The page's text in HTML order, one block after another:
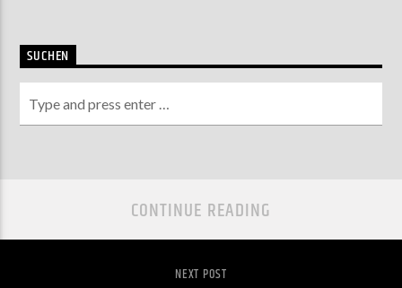
SUCHEN
CONTINUE READING
NEXT POST